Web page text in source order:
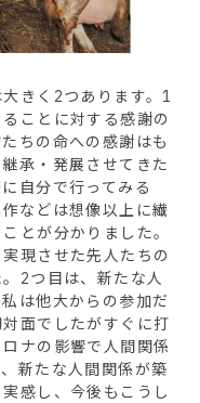
きく2つあります。1
ことに対する感謝の
ちの命への感謝はも
承・発展させてきた
自分で行ってみる
などは想像以上に繊
とが分かりました。
現させた先人たちの
2つ目は、新たな人
は他大からの参加だ
面でしたがすぐに打
ナの影響で人間関係
新たな人間関係が築
感し、今後もこうし